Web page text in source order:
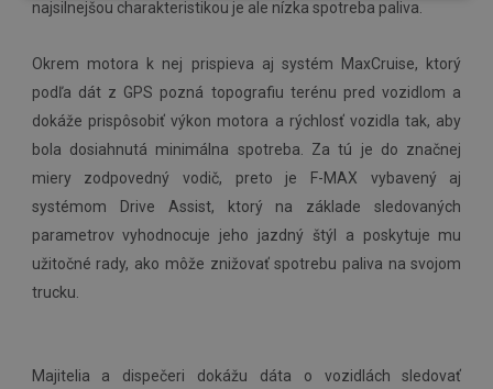
najsilnejšou charakteristikou je ale nízka spotreba paliva.
Okrem motora k nej prispieva aj systém MaxCruise, ktorý
podľa dát z GPS pozná topografiu terénu pred vozidlom a
dokáže prispôsobiť výkon motora a rýchlosť vozidla tak, aby
bola dosiahnutá minimálna spotreba. Za tú je do značnej
miery zodpovedný vodič, preto je F-MAX vybavený aj
systémom Drive Assist, ktorý na základe sledovaných
parametrov vyhodnocuje jeho jazdný štýl a poskytuje mu
užitočné rady, ako môže znižovať spotrebu paliva na svojom
trucku.
Majitelia a dispečeri dokážu dáta o vozidlách sledovať